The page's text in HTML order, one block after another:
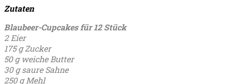
Zutaten
Blaubeer-Cupcakesfür 12 Stück
2 Eier
175 g Zucker
50 g weiche Butter
30 g saure Sahne
250 g Mehl